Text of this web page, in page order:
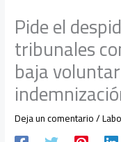
Pide el
tribunales
baja
Deja un comentario/